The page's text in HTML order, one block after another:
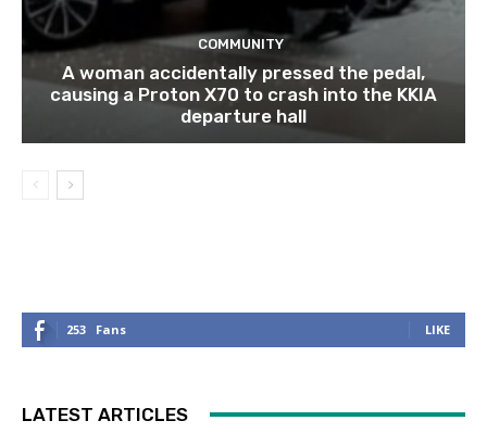
COMMUNITY
A woman accidentally pressed the pedal,
causing a Proton X70 to crash into the KKIA
departure hall
253 Fans LIKE
LATEST ARTICLES